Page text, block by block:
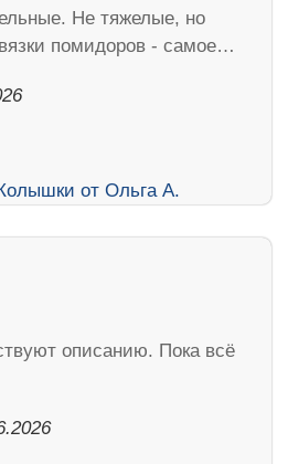
Не тяжелые, но
помидоров - самое…
описанию. Пока всё